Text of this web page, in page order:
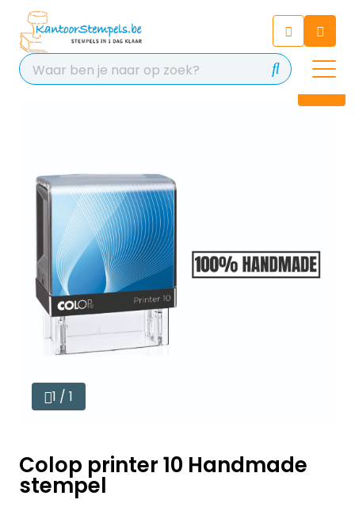
Chat 24/7 met onze chatbot
voor hulp
Contact
1 / 1
Colop printer 10 Handmade
stempel